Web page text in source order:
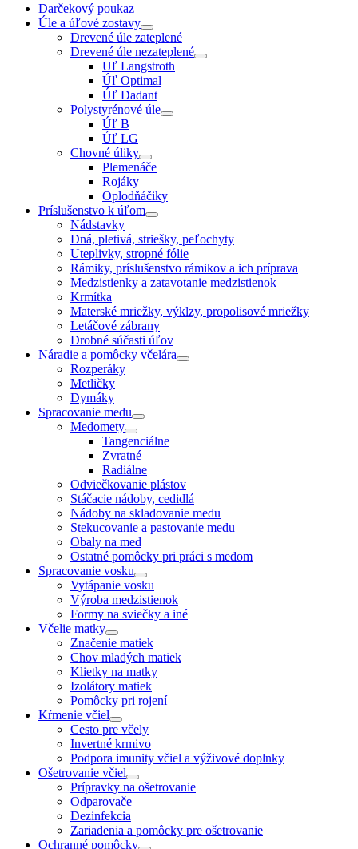
Darčekový poukaz
Úle a úľové zostavy
Drevené úle zateplené
Drevené úle nezateplené
Uľ Langstroth
Úľ Optimal
Úľ Dadant
Polystyrénové úle
Úľ B
Úľ LG
Chovné úliky
Plemenáče
Rojáky
Oplodňáčiky
Príslušenstvo k úľom
Nádstavky
Dná, pletivá, striešky, peľochyty
Uteplivky, stropné fólie
Rámiky, príslušenstvo rámikov a ich príprava
Medzistienky a zatavotanie medzistienok
Krmítka
Materské mriežky, výklzy, propolisové mriežky
Letáčové zábrany
Drobné súčasti úľov
Náradie a pomôcky včelára
Rozperáky
Metličky
Dymáky
Spracovanie medu
Medomety
Tangenciálne
Zvratné
Radiálne
Odviečkovanie plástov
Stáčacie nádoby, cedidlá
Nádoby na skladovanie medu
Stekucovanie a pastovanie medu
Obaly na med
Ostatné pomôcky pri práci s medom
Spracovanie vosku
Vytápanie vosku
Výroba medzistienok
Formy na sviečky a iné
Včelie matky
Značenie matiek
Chov mladých matiek
Klietky na matky
Izolátory matiek
Pomôcky pri rojení
Kŕmenie včiel
Cesto pre včely
Invertné krmivo
Podpora imunity včiel a výživové doplnky
Ošetrovanie včiel
Prípravky na ošetrovanie
Odparovače
Dezinfekcia
Zariadenia a pomôcky pre ošetrovanie
Ochranné pomôcky